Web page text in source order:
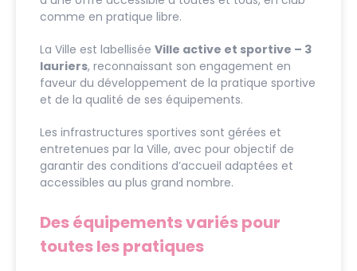
comme en pratique libre.
La Ville est labellisée Ville active et sportive – 3
lauriers, reconnaissant son engagement en
faveur du développement de la pratique sportive
et de la qualité de ses équipements.
Les infrastructures sportives sont gérées et
entretenues par la Ville, avec pour objectif de
garantir des conditions d’accueil adaptées et
accessibles au plus grand nombre.
Des équipements variés pour
toutes les pratiques